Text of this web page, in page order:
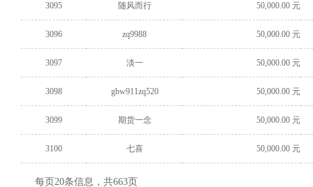
3095 随风而行 50,000.00 元
3096 zq9988 50,000.00 元
3097 淡一 50,000.00 元
3098 gbw911zq520 50,000.00 元
3099 期货一念 50,000.00 元
3100 七喜 50,000.00 元
每页20条信息，共663页